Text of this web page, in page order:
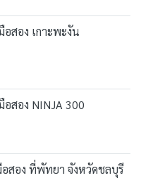
สอง เกาะพะงัน
สอง NINJA 300
สอง ที่พัทยา จังหวัดชลบุรี